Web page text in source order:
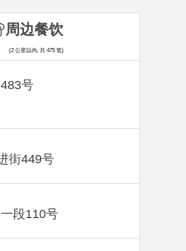
号
街449号
段110号
周边餐饮
(2 公里以内, 共 475 笔)